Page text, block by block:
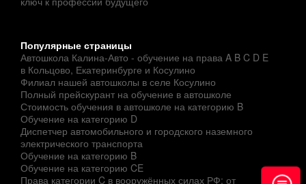
Популярные страницы
Автошкола Калина-Авто - обучение на права A B C D E
в Кольцово, Екатеринбурге и Косулино
Филиал нашей автошколы в селе Косулино
Полный прейскурант на обучение в автошколе
Стоимость обучения в автошколе на категорию B
Обучение на категорию D
Диспетчер автомобильного и городского наземного
электрического транспорта
Обучение на категорию B
Обучение на категорию CE
Права категории C в вооружённых силах РФ: от